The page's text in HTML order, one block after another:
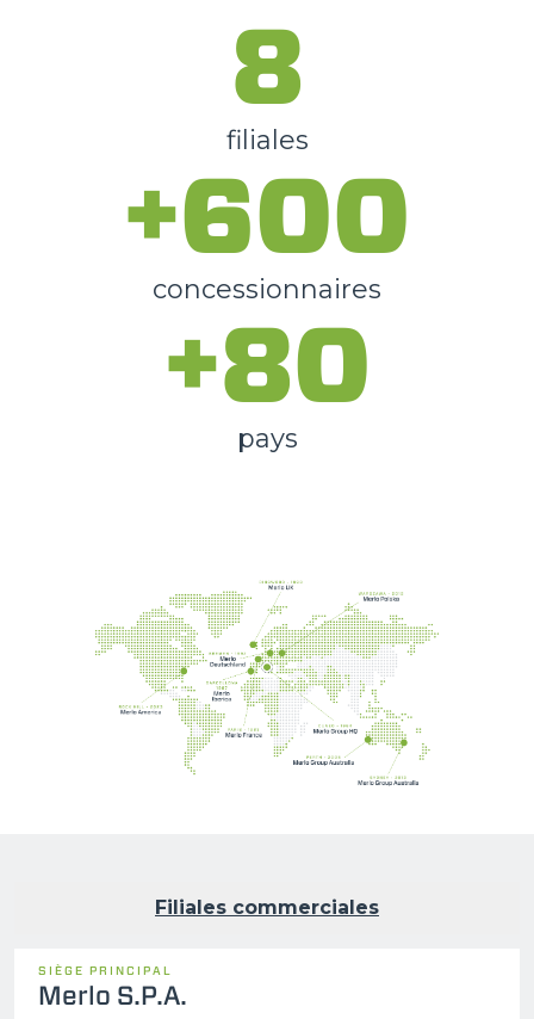
8
filiales
+600
concessionnaires
+80
pays
Filiales commerciales
SIÈGE PRINCIPAL
Merlo S.P.A.